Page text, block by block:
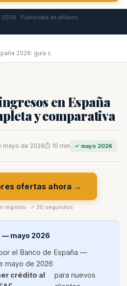
· Publicidad de afiliado
2026: guía c
en España
y comparativa
mayo de 2026⏱ 10 min ✓ mayo 2026
ofertas ahora →
registro · ✓ 30 segundos
— mayo 2026
el Banco de España —
mayo de 2026
crédito al
para nuevos